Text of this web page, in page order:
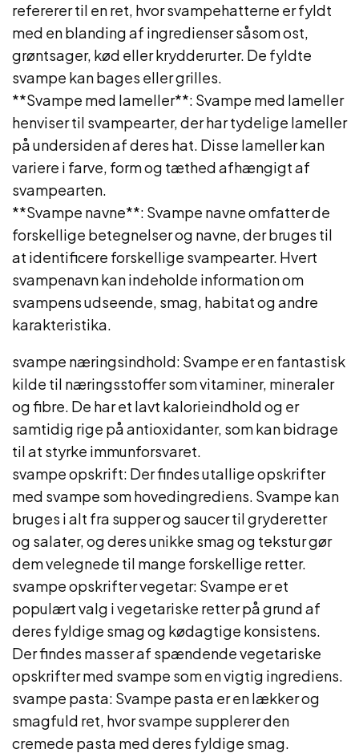
refererer til en ret, hvor svampehatterne er fyldt
med en blanding af ingredienser såsom ost,
grøntsager, kød eller krydderurter. De fyldte
svampe kan bages eller grilles.
**Svampe med lameller**: Svampe med lameller
henviser til svampearter, der har tydelige lameller
på undersiden af deres hat. Disse lameller kan
variere i farve, form og tæthed afhængigt af
svampearten.
**Svampe navne**: Svampe navne omfatter de
forskellige betegnelser og navne, der bruges til
at identificere forskellige svampearter. Hvert
svampenavn kan indeholde information om
svampens udseende, smag, habitat og andre
karakteristika.
svampe næringsindhold: Svampe er en fantastisk
kilde til næringsstoffer som vitaminer, mineraler
og fibre. De har et lavt kalorieindhold og er
samtidig rige på antioxidanter, som kan bidrage
til at styrke immunforsvaret.
svampe opskrift: Der findes utallige opskrifter
med svampe som hovedingrediens. Svampe kan
bruges i alt fra supper og saucer til gryderetter
og salater, og deres unikke smag og tekstur gør
dem velegnede til mange forskellige retter.
svampe opskrifter vegetar: Svampe er et
populært valg i vegetariske retter på grund af
deres fyldige smag og kødagtige konsistens.
Der findes masser af spændende vegetariske
opskrifter med svampe som en vigtig ingrediens.
svampe pasta: Svampe pasta er en lækker og
smagfuld ret, hvor svampe supplerer den
cremede pasta med deres fyldige smag.